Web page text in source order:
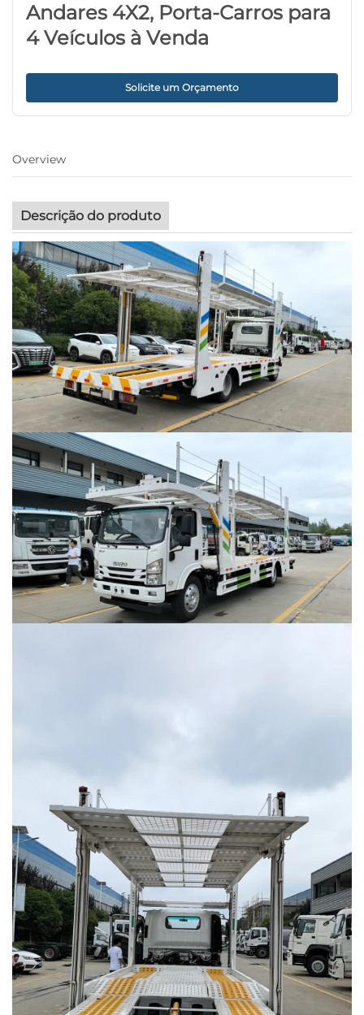
Andares 4X2, Porta-Carros para
4 Veículos à Venda
Solicite um Orçamento
Overview
Descrição do produto